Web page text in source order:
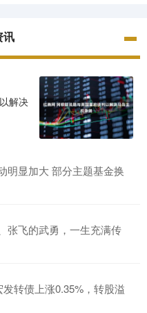
讯
解决
明显加大 部分主题基金换
张飞的武勇，一生充满传
转债上涨0.35%，转股溢